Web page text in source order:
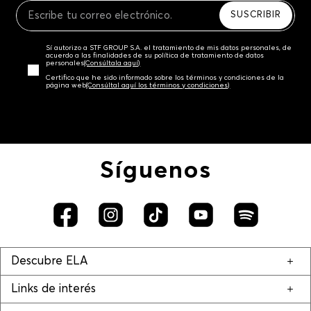
SUSCRIBIR
Sí autorizo a STF GROUP S.A. el tratamiento de mis datos personales, de
acuerdo a las finalidades de su política de tratamiento de datos
personales‎(Consúltala aquí)
Certifico que he sido informado sobre los términos y condiciones de la
página web‎(Consúltal aquí los términos y condiciones)
Síguenos
Descubre ELA
Links de interés